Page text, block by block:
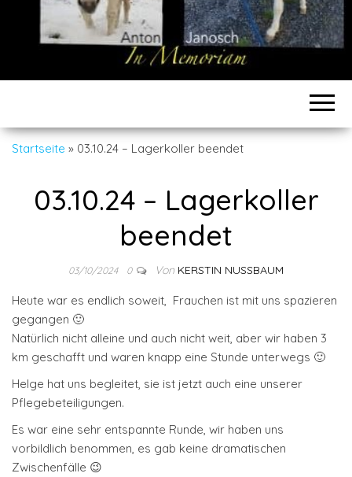
Startseite » 03.10.24 – Lagerkoller beendet
03.10.24 – Lagerkoller
beendet
03/10/2024 0 Von KERSTIN NUSSBAUM
Heute war es endlich soweit, Frauchen ist mit uns spazieren
gegangen 🙂
Natürlich nicht alleine und auch nicht weit, aber wir haben 3
km geschafft und waren knapp eine Stunde unterwegs 🙂
Helge hat uns begleitet, sie ist jetzt auch eine unserer
Pflegebeteiligungen.
Es war eine sehr entspannte Runde, wir haben uns
vorbildlich benommen, es gab keine dramatischen
Zwischenfälle 😉